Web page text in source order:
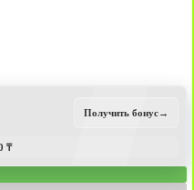
₸
Получить бонус→